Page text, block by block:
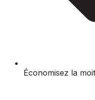
Économisez la